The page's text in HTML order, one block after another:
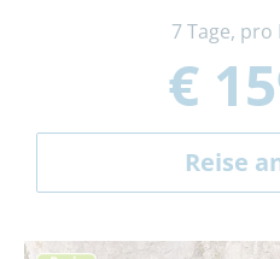
7 Tage,
€
Reise